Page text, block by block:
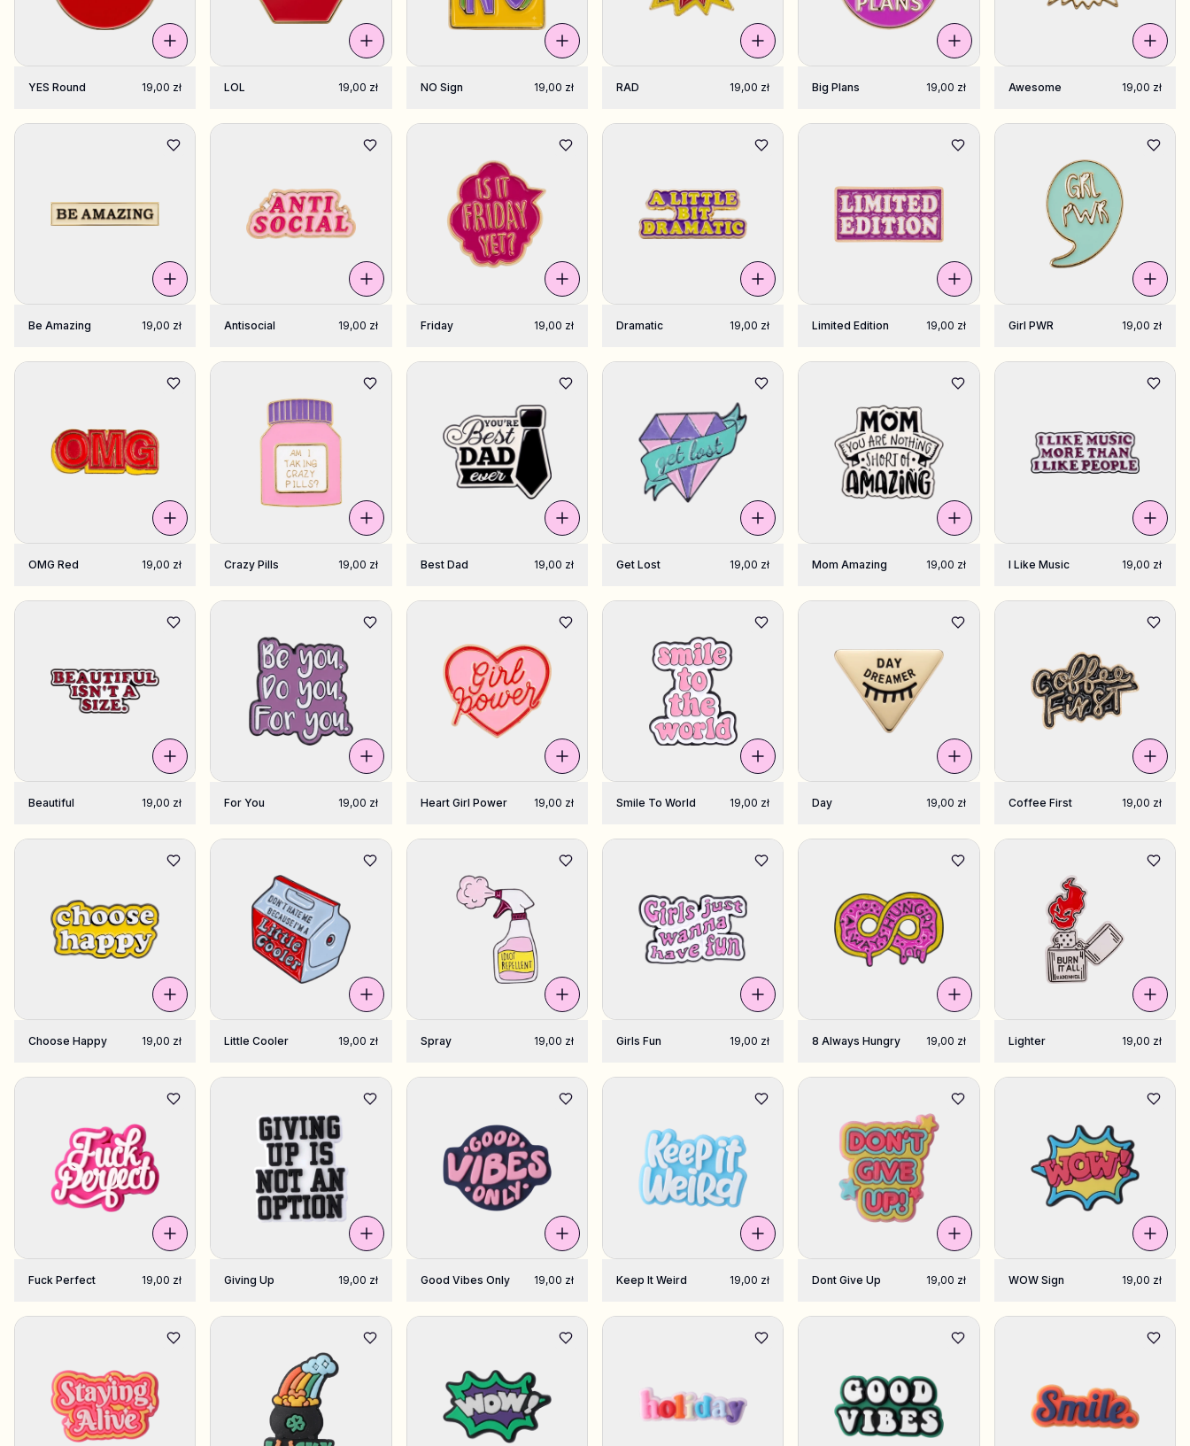
YES Round 19,00 zł LOL 19,00 zł NO Sign 19,00 zł RAD 19,00 zł Big Plans 19,00 zł Awesome 19,00 zł
Be Amazing 19,00 zł Antisocial 19,00 zł Friday 19,00 zł Dramatic 19,00 zł Limited Edition 19,00 zł Girl PWR 19,00 zł
OMG Red 19,00 zł Crazy Pills 19,00 zł Best Dad 19,00 zł Get Lost 19,00 zł Mom Amazing 19,00 zł I Like Music 19,00 zł
Beautiful 19,00 zł For You 19,00 zł Heart Girl Power 19,00 zł Smile To World 19,00 zł Day 19,00 zł Coffee First 19,00 zł
Choose Happy 19,00 zł Little Cooler 19,00 zł Spray 19,00 zł Girls Fun 19,00 zł 8 Always Hungry 19,00 zł Lighter 19,00 zł
Fuck Perfect 19,00 zł Giving Up 19,00 zł Good Vibes Only 19,00 zł Keep It Weird 19,00 zł Dont Give Up 19,00 zł WOW Sign 19,00 zł